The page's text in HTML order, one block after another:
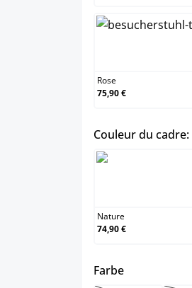
Rose
75,90 €
Couleur du cadre:
Nature
74,90 €
Farbeselect